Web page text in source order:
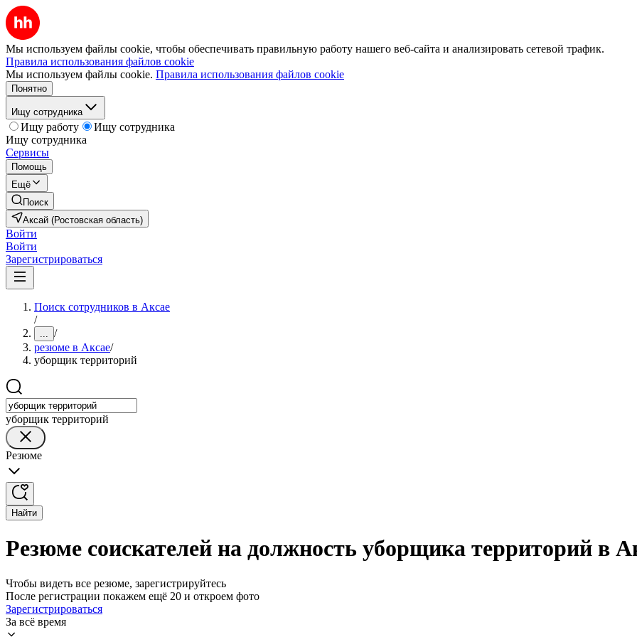
Мы используем файлы cookie, чтобы обеспечивать правильную работу нашего веб-сайта и анализировать сетевой трафик.
Правила использования файлов cookie
Мы используем файлы cookie. Правила использования файлов cookie
Понятно
Ищу сотрудника
Ищу работу
Ищу сотрудника
Ищу сотрудника
Сервисы
Помощь
Ещё
Поиск
Аксай (Ростовская область)
Войти
Войти
Зарегистрироваться
Поиск сотрудников в Аксае
/
... /
резюме в Аксае/
уборщик территорий
уборщик территорий
Резюме
Найти
Резюме соискателей на должность уборщика территорий в
Чтобы видеть все резюме, зарегистрируйтесь
После регистрации покажем ещё 20 и откроем фото
Зарегистрироваться
За всё время